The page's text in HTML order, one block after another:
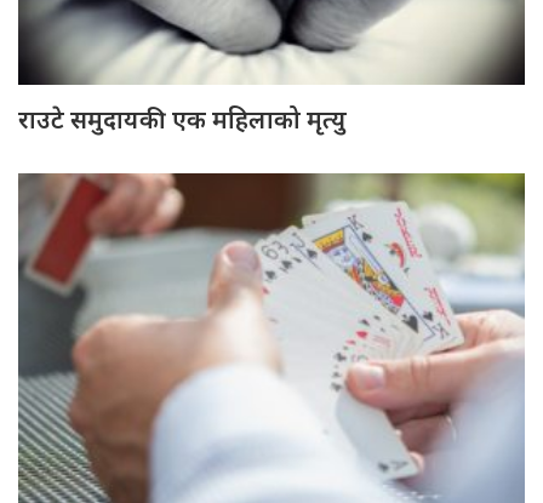
राउटे समुदायकी एक महिलाको मृत्यु